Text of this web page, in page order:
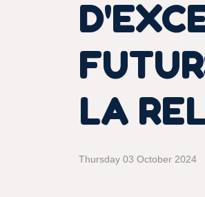
LA
Thursday 03 October 2024